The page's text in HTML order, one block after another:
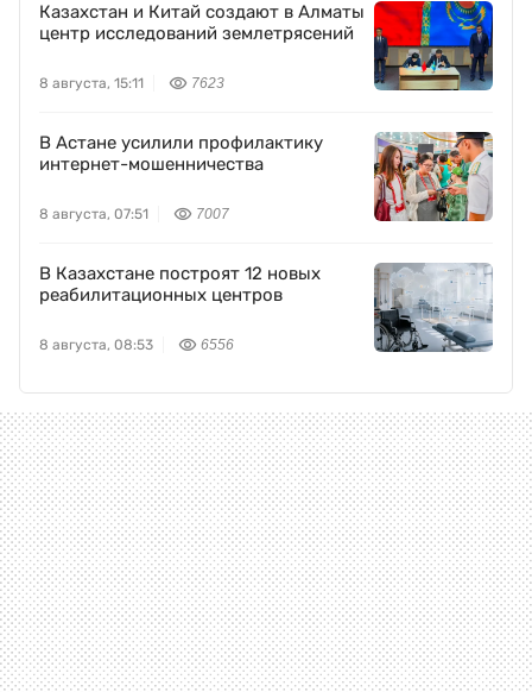
Казахстан и Китай создают в Алматы
центр исследований землетрясений
8 августа, 15:11 7623
В Астане усилили профилактику
интернет-мошенничества
8 августа, 07:51 7007
В Казахстане построят 12 новых
реабилитационных центров
8 августа, 08:53 6556